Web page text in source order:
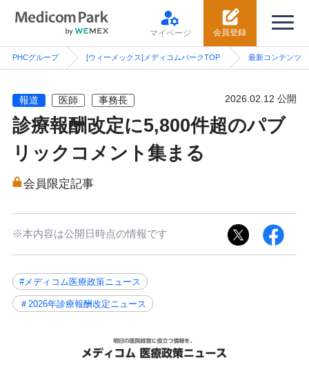
会員登録
マイページ
PHCグループ [ウィーメックス]メディコムパークTOP 最新コンテンツ
報道 医師 事務長 2026.02.12 公開
診療報酬改定に5,800件超のパブ
リックコメント集まる
会員限定記事
※本内容は公開日時点の情報です
#メディコム医療政策ニュース
＃2026年診療報酬改定ニュース